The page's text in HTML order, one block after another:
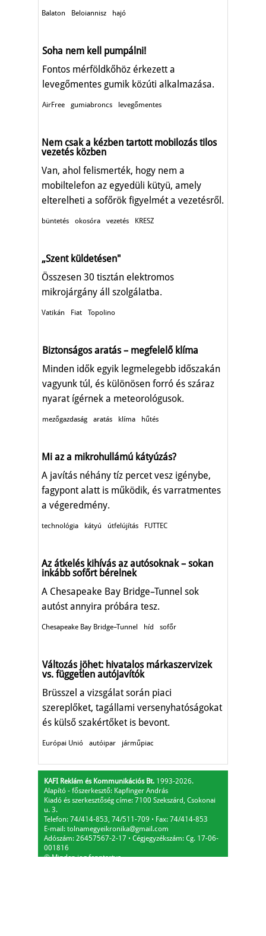
Balaton Beloiannisz hajó
Soha nem kell pumpálni!
Fontos mérföldkőhöz érkezett a
levegőmentes gumik közúti alkalmazása.
AirFree gumiabroncs levegőmentes
Nem csak a kézben tartott mobilozás tilos
vezetés közben
Van, ahol felismerték, hogy nem a
mobiltelefon az egyedüli kütyü, amely
elterelheti a sofőrök figyelmét a vezetésről.
büntetés okosóra vezetés KRESZ
„Szent küldetésen"
Összesen 30 tisztán elektromos
mikrojárgány áll szolgálatba.
Vatikán Fiat Topolino
Biztonságos aratás – megfelelő klíma
Minden idők egyik legmelegebb időszakán
vagyunk túl, és különösen forró és száraz
nyarat ígérnek a meteorológusok.
mezőgazdaság aratás klíma hűtés
Mi az a mikrohullámú kátyúzás?
A javítás néhány tíz percet vesz igénybe,
fagypont alatt is működik, és varratmentes
a végeredmény.
technológia kátyú útfelújítás FUTTEC
Az átkelés kihívás az autósoknak – sokan
inkább sofőrt bérelnek
A Chesapeake Bay Bridge–Tunnel sok
autóst annyira próbára tesz.
Chesapeake Bay Bridge–Tunnel híd sofőr
Változás jöhet: hivatalos márkaszervizek
vs. független autójavítók
Brüsszel a vizsgálat során piaci
szereplőket, tagállami versenyhatóságokat
és külső szakértőket is bevont.
Európai Unió autóipar járműpiac
KAFI Reklám és Kommunikációs Bt. 1993-2026.
Alapító - főszerkesztő: Kapfinger András
Kiadó és szerkesztőség címe: 7100 Szekszárd, Csokonai
u. 3.
Telefon: 74/414-853, 74/511-709 ⋅ Fax: 74/414-853
E-mail: tolnamegyeikronika@gmail.com
Adószám: 26457567-2-17 ⋅ Cégjegyzékszám: Cg. 17-06-
001816
© Minden jog fenntartva.